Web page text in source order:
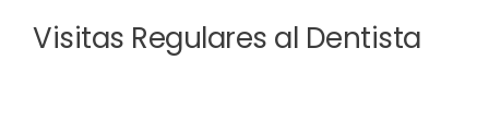
Visitas Regulares al Dentista